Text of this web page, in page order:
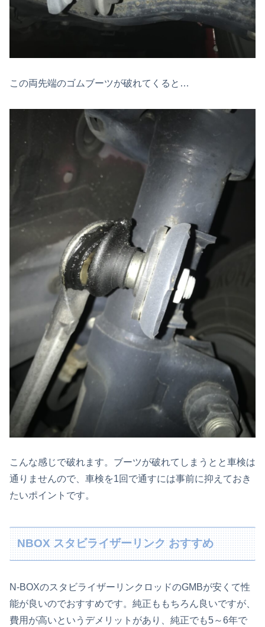
この両先端のゴムブーツが破れてくると…
こんな感じで破れます。ブーツが破れてしまうとと車検は
通りませんので、車検を1回で通すには事前に抑えておき
たいポイントです。
NBOX スタビライザーリンク おすすめ
N-BOXのスタビライザーリンクロッドのGMBが安くて性
能が良いのでおすすめです。純正ももちろん良いですが、
費用が高いというデメリットがあり、純正でも5～6年で